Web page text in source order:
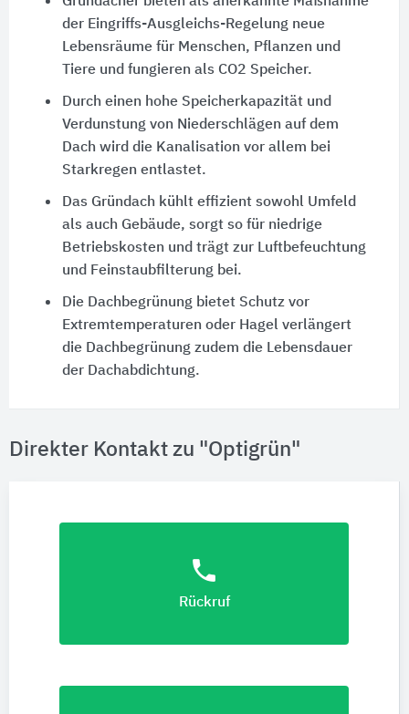
der Eingriffs-Ausgleichs-Regelung neue
Lebensräume für Menschen, Pflanzen und
Tiere und fungieren als CO2 Speicher.
Durch einen hohe Speicherkapazität und
Verdunstung von Niederschlägen auf dem
Dach wird die Kanalisation vor allem bei
Starkregen entlastet.
Das Gründach kühlt effizient sowohl Umfeld
als auch Gebäude, sorgt so für niedrige
Betriebskosten und trägt zur Luftbefeuchtung
und Feinstaubfilterung bei.
Die Dachbegrünung bietet Schutz vor
Extremtemperaturen oder Hagel verlängert
die Dachbegrünung zudem die Lebensdauer
der Dachabdichtung.
Direkter Kontakt zu "Optigrün"
phone
Rückruf